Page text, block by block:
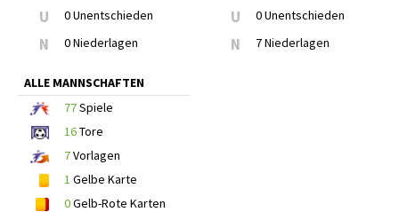
U 0 Unentschieden
N 0 Niederlagen
U 0 Unentschieden
N 7 Niederlagen
ALLE MANNSCHAFTEN
77Spiele
16Tore
7Vorlagen
1 Gelbe Karte
0Gelb-Rote Karten